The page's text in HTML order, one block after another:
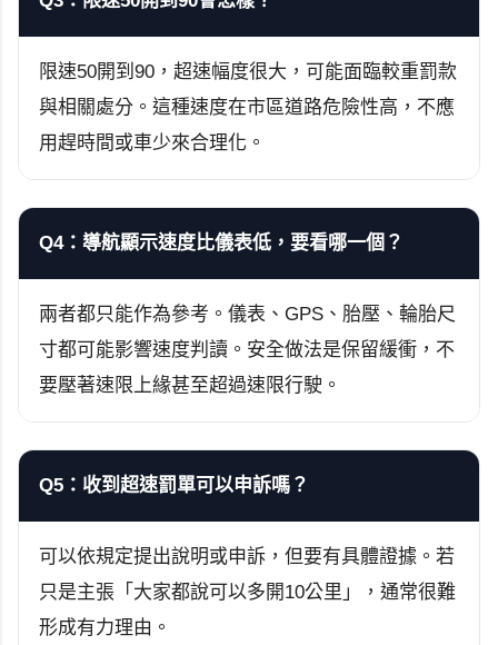
限速50開到90，超速幅度很大，可能面臨較重罰款
與相關處分。這種速度在市區道路危險性高，不應
用趕時間或車少來合理化。
Q4：導航顯示速度比儀表低，要看哪一個？
兩者都只能作為參考。儀表、GPS、胎壓、輪胎尺
寸都可能影響速度判讀。安全做法是保留緩衝，不
要壓著速限上緣甚至超過速限行駛。
Q5：收到超速罰單可以申訴嗎？
可以依規定提出說明或申訴，但要有具體證據。若
只是主張「大家都說可以多開10公里」，通常很難
形成有力理由。